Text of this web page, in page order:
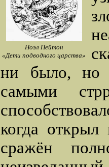
Ноэл Пейтон
«Дети подводного царства»
ни было, но
самыми
когда
сражён